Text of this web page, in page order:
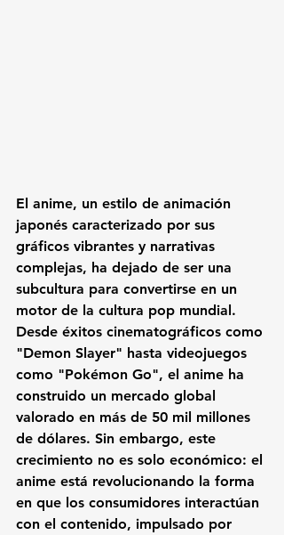
El anime, un estilo de animación
japonés caracterizado por sus
gráficos vibrantes y narrativas
complejas, ha dejado de ser una
subcultura para convertirse en un
motor de la cultura pop mundial.
Desde éxitos cinematográficos como
"Demon Slayer" hasta videojuegos
como "Pokémon Go", el anime ha
construido un mercado global
valorado en más de 50 mil millones
de dólares. Sin embargo, este
crecimiento no es solo económico: el
anime está revolucionando la forma
en que los consumidores interactúan
con el contenido, impulsado por